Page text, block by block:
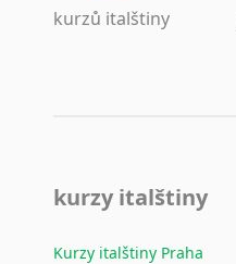
kurzů italštiny
kurzy italštiny
Kurzy italštiny Praha